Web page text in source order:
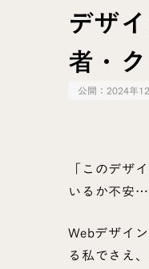
デザ
者・
公開： 2024年
「このデザ
いるか不安…
Webデザイ
る私でさえ